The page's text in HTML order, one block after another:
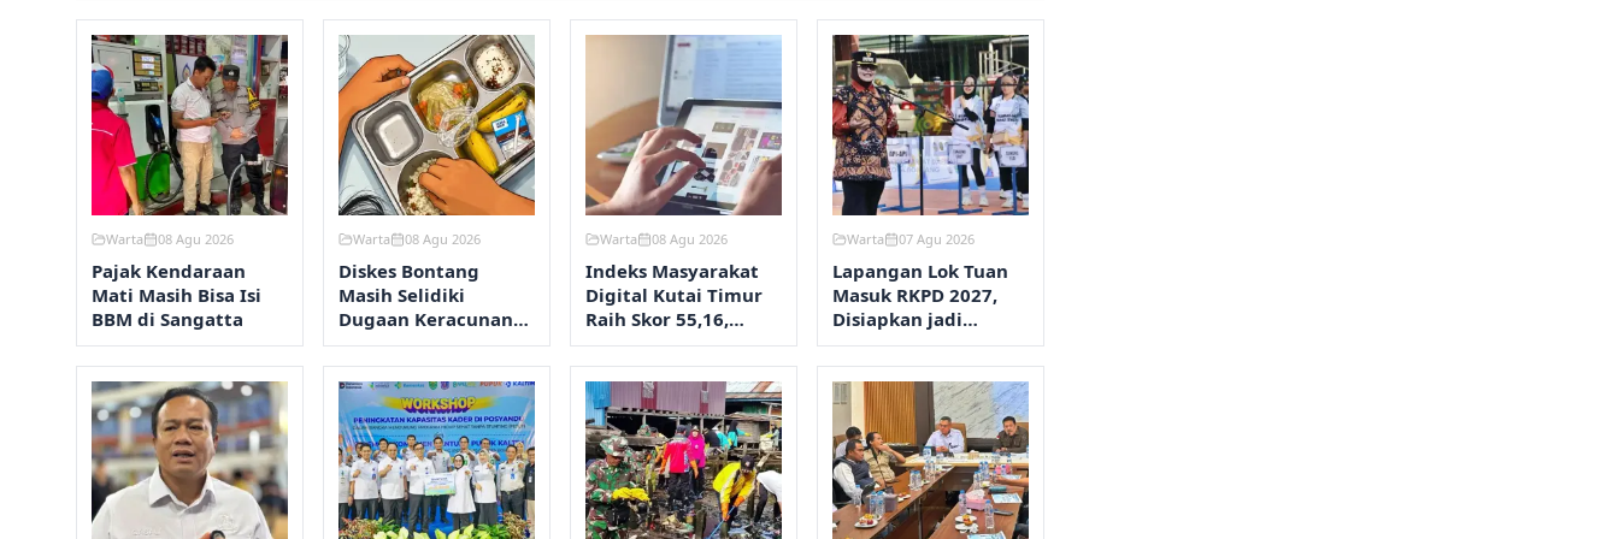
Warta 08 Agu 2026
Pajak Kendaraan
Mati Masih Bisa Isi
BBM di Sangatta
Warta 08 Agu 2026
Diskes Bontang
Masih Selidiki
Dugaan Keracunan
MBG, Hasil Lab
Keluar Senin
Warta 08 Agu 2026
Indeks Masyarakat
Digital Kutai Timur
Raih Skor 55,16,
Tertinggi Kedua di
Kaltim
Warta 07 Agu 2026
Lapangan Lok Tuan
Masuk RKPD 2027,
Disiapkan jadi
Kawasan Olahraga
Terpadu